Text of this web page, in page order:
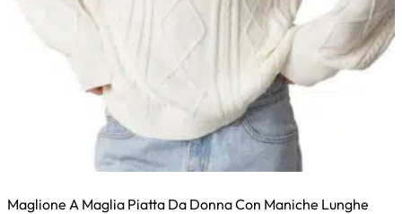
Maglione A Maglia Piatta Da Donna Con Maniche Lunghe